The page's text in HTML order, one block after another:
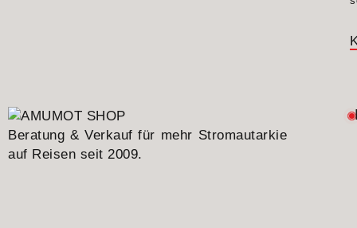
Beratung & Verkauf für mehr Stromautarkie
auf Reisen seit 2009.